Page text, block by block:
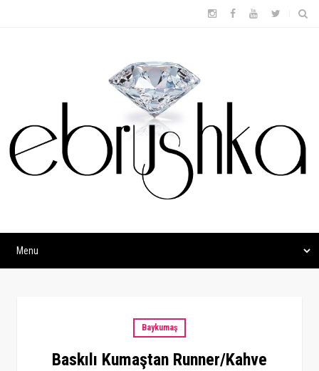
Baykumaş
Baskılı Kumaştan Runner/Kahve